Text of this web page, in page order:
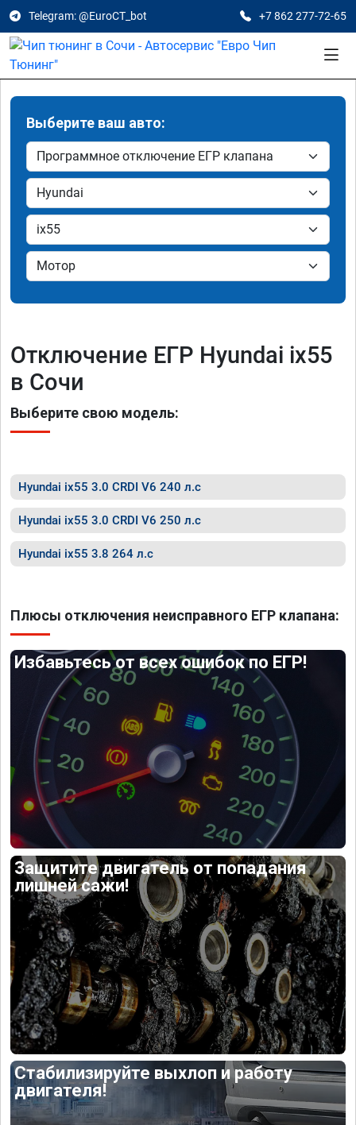
Telegram: @EuroCT_bot +7 862 277-72-65
Выберите ваш авто:
Отключение ЕГР Hyundai ix55
в Сочи
Выберите свою модель:
Hyundai ix55 3.0 CRDI V6 240 л.с
Hyundai ix55 3.0 CRDI V6 250 л.с
Hyundai ix55 3.8 264 л.с
Плюсы отключения неисправного ЕГР клапана:
Избавьтесь от всех ошибок по ЕГР!
Защитите двигатель от попадания
лишней сажи!
Стабилизируйте выхлоп и работу
двигателя!